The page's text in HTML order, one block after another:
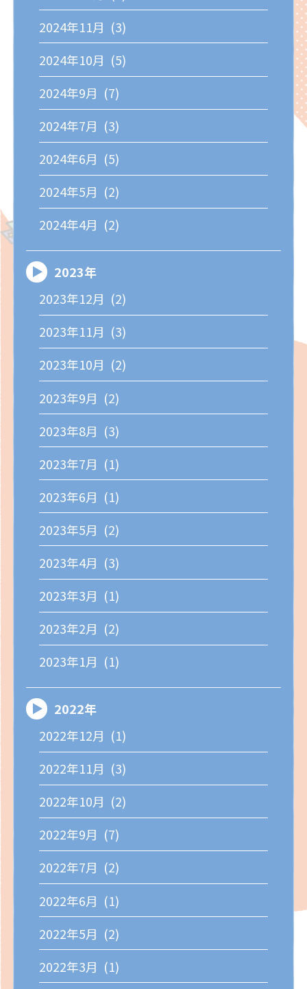
2024年11月 (3)
2024年10月 (5)
2024年9月 (7)
2024年7月 (3)
2024年6月 (5)
2024年5月 (2)
2024年4月 (2)
2023年
2023年12月 (2)
2023年11月 (3)
2023年10月 (2)
2023年9月 (2)
2023年8月 (3)
2023年7月 (1)
2023年6月 (1)
2023年5月 (2)
2023年4月 (3)
2023年3月 (1)
2023年2月 (2)
2023年1月 (1)
2022年
2022年12月 (1)
2022年11月 (3)
2022年10月 (2)
2022年9月 (7)
2022年7月 (2)
2022年6月 (1)
2022年5月 (2)
2022年3月 (1)